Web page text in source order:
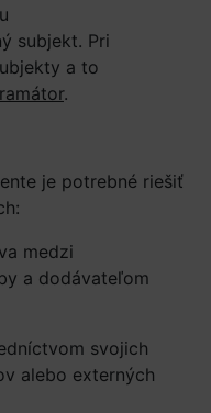
subjekt. Pri
a to
.
je potrebné riešiť
medzi
a dodávateľom
svojich
alebo externých